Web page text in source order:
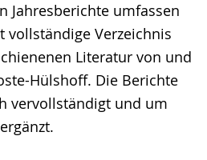
Jahresberichte umfassen
vollständige Verzeichnis
Literatur von und
Hülshoff. Die Berichte
vervollständigt und um